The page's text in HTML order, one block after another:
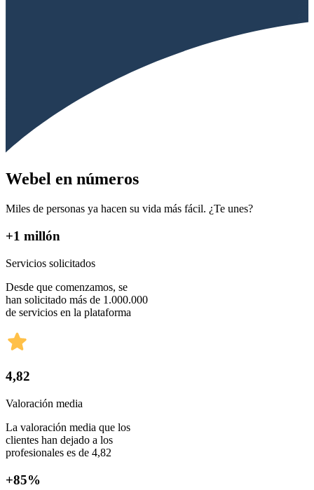
Webel en números
Miles de personas ya hacen su vida más fácil. ¿Te unes?
+1 millón
Servicios solicitados
Desde que comenzamos, se
han solicitado más de 1.000.000
de servicios en la plataforma
4,82
Valoración media
La valoración media que los
clientes han dejado a los
profesionales es de 4,82
+85%